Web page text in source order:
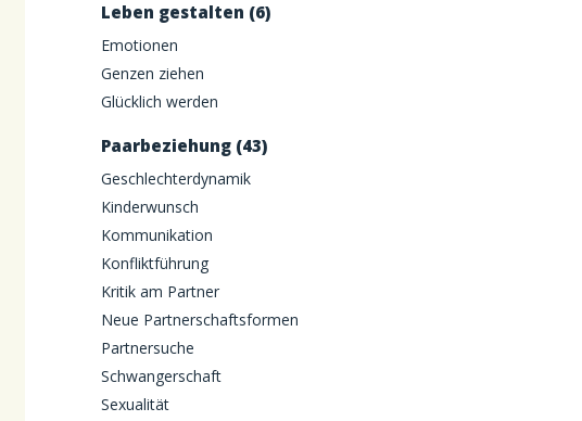
Leben gestalten (6)
Emotionen
Genzen ziehen
Glücklich werden
Paarbeziehung (43)
Geschlechterdynamik
Kinderwunsch
Kommunikation
Konfliktführung
Kritik am Partner
Neue Partnerschaftsformen
Partnersuche
Schwangerschaft
Sexualität